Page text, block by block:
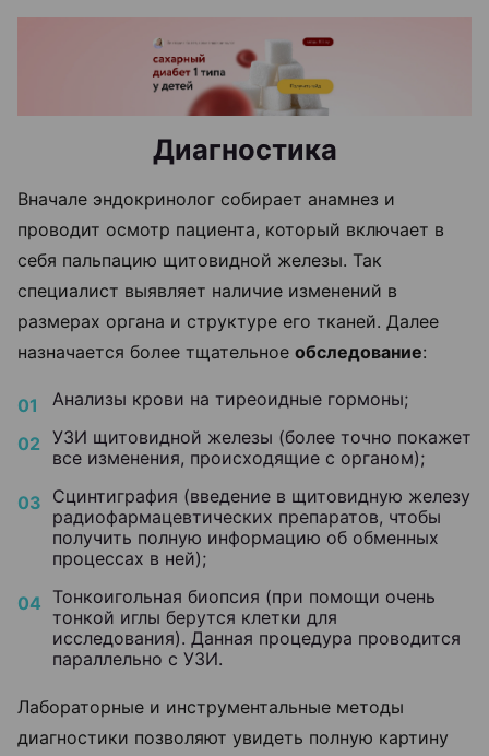
Диагностика
Вначале эндокринолог собирает анамнез и
проводит осмотр пациента, который включает в
себя пальпацию щитовидной железы. Так
специалист выявляет наличие изменений в
размерах органа и структуре его тканей. Далее
назначается более тщательное обследование:
Анализы крови на тиреоидные гормоны;
УЗИ щитовидной железы (более точно покажет
все изменения, происходящие с органом);
Сцинтиграфия (введение в щитовидную железу
радиофармацевтических препаратов, чтобы
получить полную информацию об обменных
процессах в ней);
Тонкоигольная биопсия (при помощи очень
тонкой иглы берутся клетки для
исследования). Данная процедура проводится
параллельно с УЗИ.
Лабораторные и инструментальные методы
диагностики позволяют увидеть полную картину